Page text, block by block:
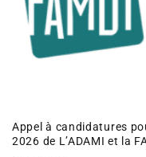
Appel à candidatures
2026 de L’ADAMI et la